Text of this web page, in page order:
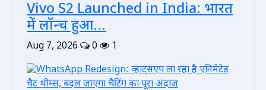
Vivo S2 Launched in India: भारत
में लॉन्च हुआ...
Aug 7, 2026 0 1